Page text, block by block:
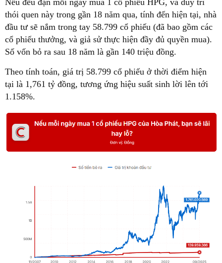
thói quen này trong gần 18 năm qua, tính đến hiện tại, nhà
đầu tư sẽ nắm trong tay 58.799 cổ phiếu (đã bao gồm các
cổ phiếu thưởng, và giả sử thực hiện đầy đủ quyền mua).
Số vốn bỏ ra sau 18 năm là gần 140 triệu đồng.
Theo tính toán, giá trị 58.799 cổ phiếu ở thời điểm hiện
tại là 1,761 tỷ đồng, tương ứng hiệu suất sinh lời lên tới
1.158%.